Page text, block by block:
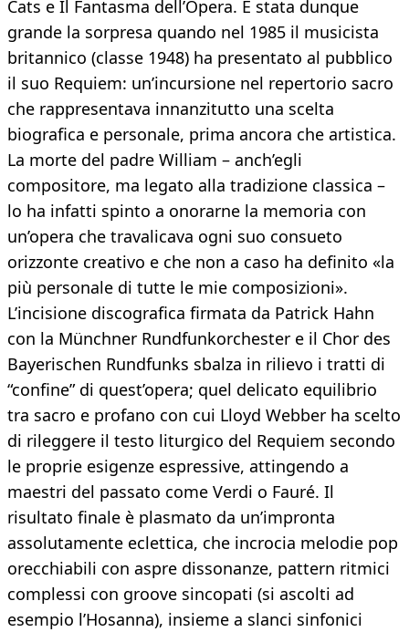
Cats e Il Fantasma dell’Opera. È stata dunque
grande la sorpresa quando nel 1985 il musicista
britannico (classe 1948) ha presentato al pubblico
il suo Requiem: un’incursione nel repertorio sacro
che rappresentava innanzitutto una scelta
biografica e personale, prima ancora che artistica.
La morte del padre William – anch’egli
compositore, ma legato alla tradizione classica –
lo ha infatti spinto a onorarne la memoria con
un’opera che travalicava ogni suo consueto
orizzonte creativo e che non a caso ha definito «la
più personale di tutte le mie composizioni».
L’incisione discografica firmata da Patrick Hahn
con la Münchner Rundfunkorchester e il Chor des
Bayerischen Rundfunks sbalza in rilievo i tratti di
“confine” di quest’opera; quel delicato equilibrio
tra sacro e profano con cui Lloyd Webber ha scelto
di rileggere il testo liturgico del Requiem secondo
le proprie esigenze espressive, attingendo a
maestri del passato come Verdi o Fauré. Il
risultato finale è plasmato da un’impronta
assolutamente eclettica, che incrocia melodie pop
orecchiabili con aspre dissonanze, pattern ritmici
complessi con groove sincopati (si ascolti ad
esempio l’Hosanna), insieme a slanci sinfonici